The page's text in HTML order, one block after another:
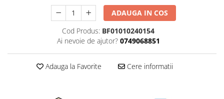
ADAUGA IN COS
Cod Produs: BF01010240154
Ai nevoie de ajutor? 0749068851
Adauga la Favorite Cere informatii